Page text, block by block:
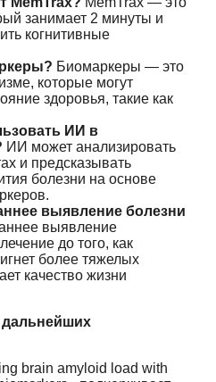
занимает 2 минуты и
когнитивные
Биомаркеры — это
которые могут
здоровья, такие как
ИИ в
ИИ может анализировать
и предсказывать
болезни на основе
выявление болезни
выявление
до того, как
более тяжелых
качество жизни
дальнейших
brain amyloid load with